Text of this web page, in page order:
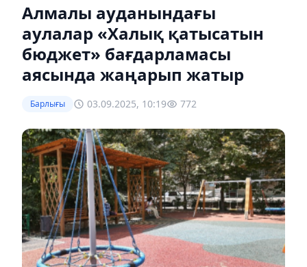
Алмалы ауданындағы
аулалар «Халық қатысатын
бюджет» бағдарламасы
аясында жаңарып жатыр
Барлығы 03.09.2025, 10:19 772